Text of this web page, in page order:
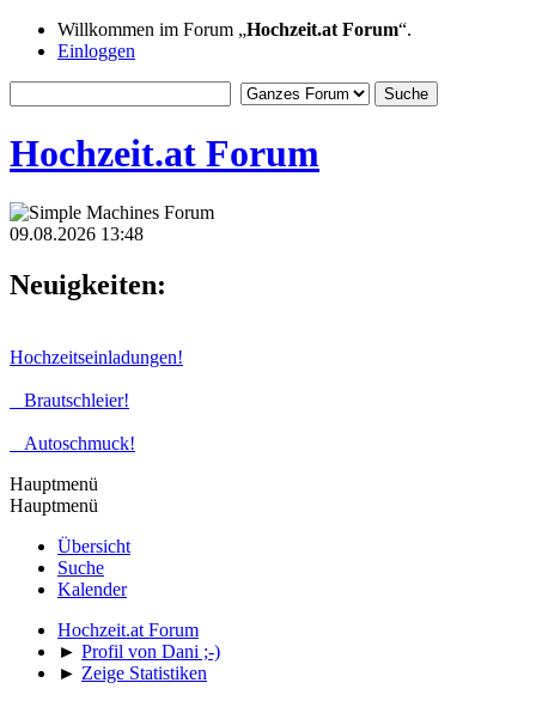
Willkommen im Forum „Hochzeit.at Forum“.
Einloggen
Hochzeit.at Forum
09.08.2026 13:48
Neuigkeiten:
Hochzeitseinladungen!
Brautschleier!
Autoschmuck!
Hauptmenü
Hauptmenü
Übersicht
Suche
Kalender
Hochzeit.at Forum
► Profil von Dani ;-)
► Zeige Statistiken